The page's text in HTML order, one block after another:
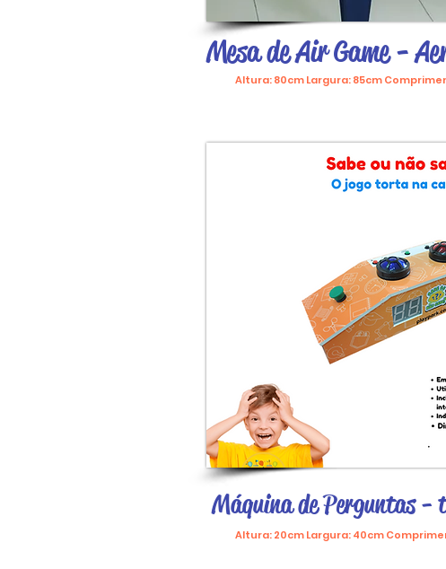
Mesa de Air Game -
Altura: 80cm Largura: 85cm
Máquina de Perguntas-
Altura: 20cm Largura: 40cm